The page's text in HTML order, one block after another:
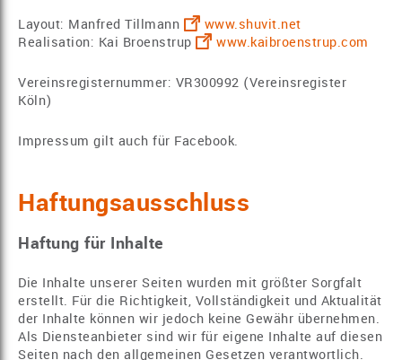
Layout: Manfred Tillmann
www.shuvit.net
Realisation: Kai Broenstrup
www.kaibroenstrup.com
Vereinsregisternummer: VR300992 (Vereinsregister
Köln)
Impressum gilt auch für Facebook.
Haftungsausschluss
Haftung für Inhalte
Die Inhalte unserer Seiten wurden mit größter Sorgfalt
erstellt. Für die Richtigkeit, Vollständigkeit und Aktualität
der Inhalte können wir jedoch keine Gewähr übernehmen.
Als Diensteanbieter sind wir für eigene Inhalte auf diesen
Seiten nach den allgemeinen Gesetzen verantwortlich.